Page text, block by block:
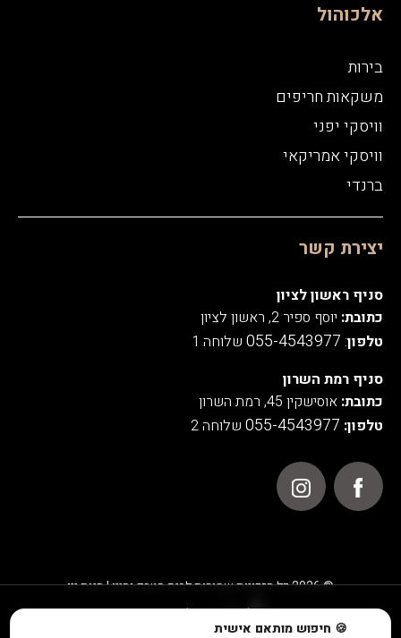
אלכוהול
בירות
משקאות חריפים
וויסקי יפני
וויסקי אמריקאי
ברנדי
יצירת קשר
סניף ראשון לציון
כתובת: יוסף ספיר 2, ראשון לציון
טלפון:
055-4543977 שלוחה 1
סניף רמת השרון
כתובת: אוסישקין 45, רמת השרון
טלפון: 055-4543977 שלוחה 2
© 2026 כל הזכויות שמורות לבית הטבק והיין | חנות יין
אנו משתמשים בעוגיות לצורך תפעול האתר, ניתוחים סטטיסטיים,
🍪 חיפוש מותאם אישית